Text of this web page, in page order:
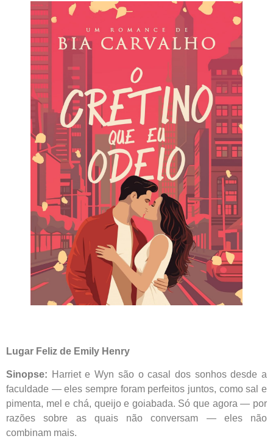
Lugar Feliz de Emily Henry
Sinopse: Harriet e Wyn são o casal dos sonhos desde a
faculdade ― eles sempre foram perfeitos juntos, como sal e
pimenta, mel e chá, queijo e goia­bada. Só que agora ― por
razões sobre as quais não conversam ― eles não
combinam mais.